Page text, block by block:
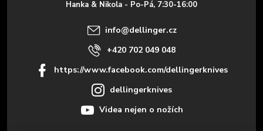
Hanka & Nikola - Po-Pá, 7:30-16:00
info@dellinger.cz
+420 702 049 048
https://www.facebook.com/dellingerknives
dellingerknives
Videa nejen o nožích